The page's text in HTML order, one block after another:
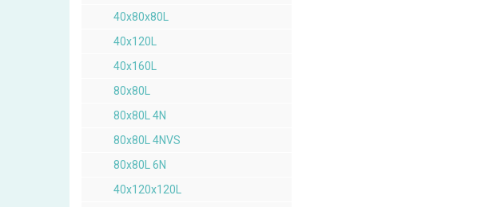
40x80x80L
40x120L
40x160L
80x80L
80x80L 4N
80x80L 4NVS
80x80L 6N
40x120x120L